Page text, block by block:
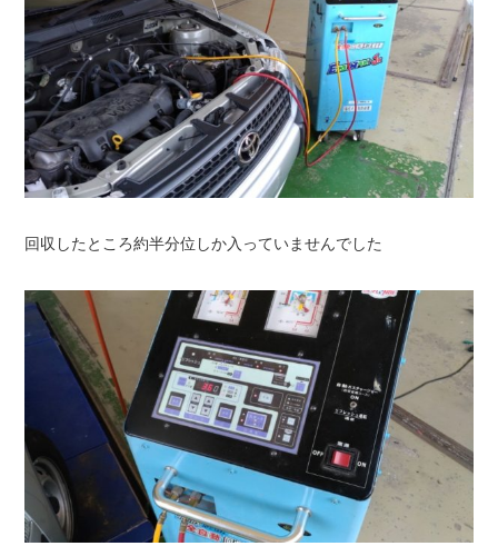
回収したところ約半分位しか入っていませんでした